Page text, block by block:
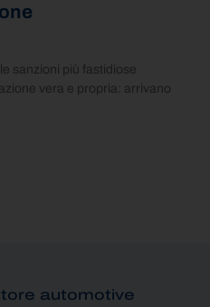
sanzioni più fastidiose
vera e propria: arrivano
automotive